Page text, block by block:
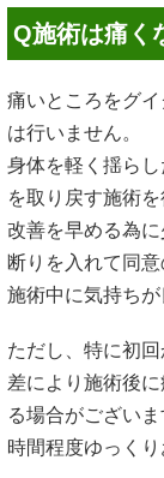
Q施術は痛く
痛いところをグ
は行いません。
身体を軽く揺ら
を取り戻す施術を
改善を早める為
断りを入れて同意
施術中に気持ちが
ただし、特に初
差により施術後
る場合がござい
時間程度ゆっく